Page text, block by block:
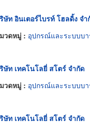
ษัท อินเตอร์ไบรท์ โฮลดิ้ง จำ
วดหมู่ : อุปกรณ์และระบบบ
ษัท เทคโนโลยี่ สโตร์ จำกัด
วดหมู่ : อุปกรณ์และระบบบ
ษัท เทคโนโลยี่ สโตร์ จำกัด